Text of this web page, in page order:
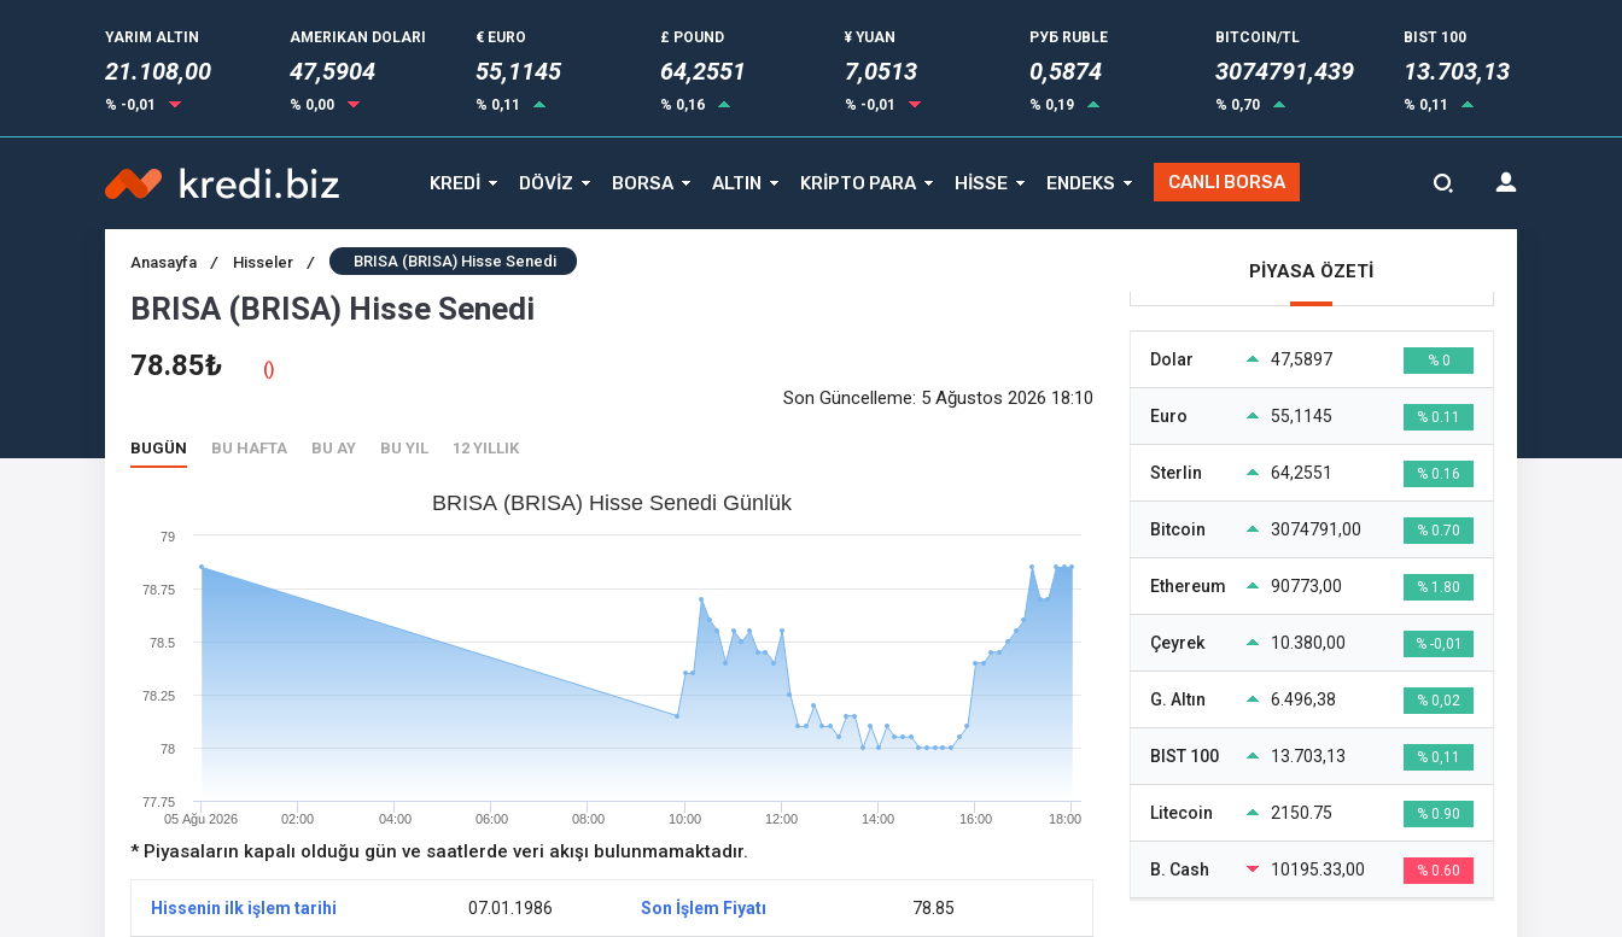
YARIM ALTIN
21.108,00
% -0,01
AMERIKAN DOLARI
47,5904
% 0,00
€ EURO
55,1145
% 0,11
£ POUND
64,2551
% 0,16
¥ YUAN
7,0513
% -0,01
РУБ RUBLE
0,5874
% 0,19
BITCOIN/TL
3074791,439
% 0,70
BIST 100
13.703,13
% 0,11
KREDİ DÖVİZ BORSA ALTIN KRİPTO PARA HİSSE ENDEKS CANLI BORSA
Anasayfa / Hisseler / BRISA (BRISA) Hisse Senedi
BRISA (BRISA) Hisse Senedi
78.85₺ ()
Son Güncelleme: 5 Ağustos 2026 18:10
BUGÜN BU HAFTA BU AY BU YIL 12 YILLIK
BRISA (BRISA) Hisse Senedi Günlük
05 Ağu 2026 02:00 04:00 06:00 08:00 10:00 12:00 14:00 16:00 18:00
77.75
78
78.25
78.5
78.75
79
* Piyasaların kapalı olduğu gün ve saatlerde veri akışı bulunmamaktadır.
Hissenin ilk işlem tarihi 07.01.1986 Son İşlem Fiyatı 78.85
PİYASA ÖZETİ
Dolar 47,5897 % 0
Euro 55,1145 % 0.11
Sterlin 64,2551 % 0.16
Bitcoin 3074791,00 % 0.70
Ethereum 90773,00 % 1.80
Çeyrek 10.380,00 % -0,01
G. Altın 6.496,38 % 0,02
BIST 100 13.703,13 % 0,11
Litecoin 2150.75 % 0.90
B. Cash 10195.33,00 % 0.60